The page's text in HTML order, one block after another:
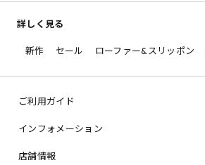
詳しく見る
新作 セール ローファー&スリッポン
ご利用ガイド
インフォメーション
店舗情報